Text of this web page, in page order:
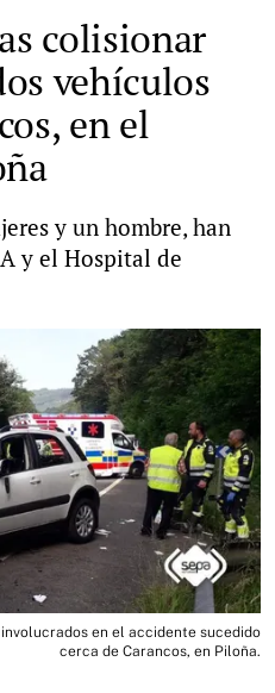
colisionar
vehículos
en el
y un hombre, han
y el Hospital de
en el accidente sucedido
cerca de Carancos, en Piloña.